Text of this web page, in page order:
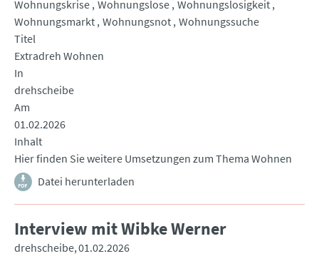
Wohnungskrise Wohnungslose Wohnungslosigkeit
Wohnungsmarkt Wohnungsnot Wohnungssuche
Titel
Extradreh Wohnen
In
drehscheibe
Am
01.02.2026
Inhalt
Hier finden Sie weitere Umsetzungen zum Thema Wohnen
Datei herunterladen
Interview mit Wibke Werner
drehscheibe 01.02.2026